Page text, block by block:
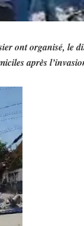
ont organisé,
après